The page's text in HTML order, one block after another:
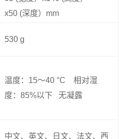
x50 (深度）mm
530 g
温度：15〜40 °C 相对湿
度：85%以下 无凝露
中文、英文、日文、法文、西